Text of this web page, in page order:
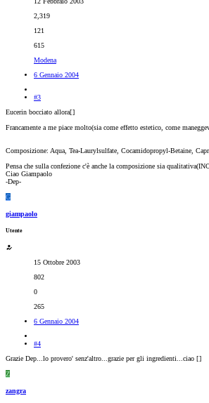
2,319
121
615
Modena
6 Gennaio 2004
#3
Eucerin bocciato allora[]
Francamente a me piace molto(sia come effetto estetico, come
Composizione: Aqua, Tea-Laurylsulfate, Cocamidopropyl-Betaine,
Pensa che sulla confezione c'è anche la composizione sia
Ciao Giampaolo
-Dep-
G
giampaolo
Utente
15 Ottobre 2003
802
0
265
6 Gennaio 2004
#4
Grazie Dep...lo provero' senz'altro...grazie per gli ingredienti...ciao []
Z
zangra